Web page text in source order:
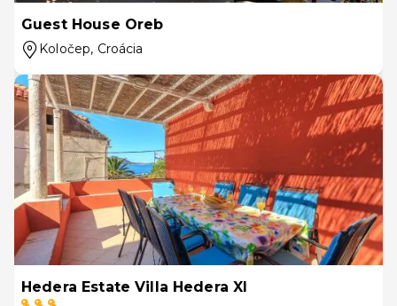
Guest House Oreb
Koločep, Croácia
Hedera Estate Villa Hedera XI